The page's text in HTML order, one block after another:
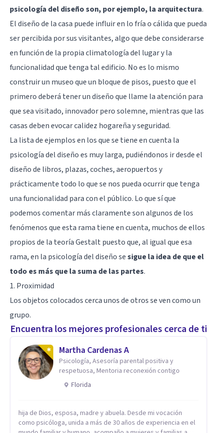
psicología del diseño son, por ejemplo, la arquitectura.
El diseño de la casa puede influir en lo fría o cálida que pueda
ser percibida por sus visitantes, algo que debe considerarse
en función de la propia climatología del lugar y la
funcionalidad que tenga tal edificio. No es lo mismo
construir un museo que un bloque de pisos, puesto que el
primero deberá tener un diseño que llame la atención para
que sea visitado, innovador pero solemne, mientras que las
casas deben evocar calidez hogareña y seguridad.
La lista de ejemplos en los que se tiene en cuenta la
psicología del diseño es muy larga, pudiéndonos ir desde el
diseño de libros, plazas, coches, aeropuertos y
prácticamente todo lo que se nos pueda ocurrir que tenga
una funcionalidad para con el público. Lo que sí que
podemos comentar más claramente son algunos de los
fenómenos que esta rama tiene en cuenta, muchos de ellos
propios de la teoría Gestalt puesto que, al igual que esa
rama, en la psicología del diseño sesigue la idea de que el
todo es más que la suma de las partes.
1. Proximidad
Los objetos colocados cerca unos de otros se ven como un
grupo.
Encuentra los mejores profesionales cerca de ti
Martha Cardenas A
Psicología, Asesoría parental positiva y
respetuosa, Mentoria reconexión contigo
Florida
hija de Dios, esposa, madre y abuela. Desde mi vocación
como psicóloga, unida a más de 30 años de experiencia en el